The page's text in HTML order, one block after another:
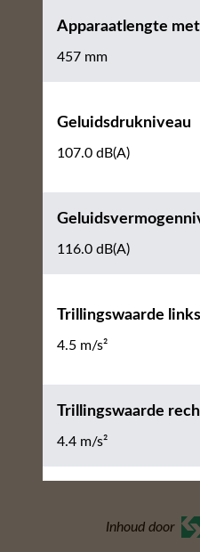
Apparaatlengte
457 mm
Geluidsdrukniveau
107.0 dB(A)
116.0 dB(A)
Trillingswaarde links
4.5 m/s²
Trillingswaarde
4.4 m/s²
Inhoud door